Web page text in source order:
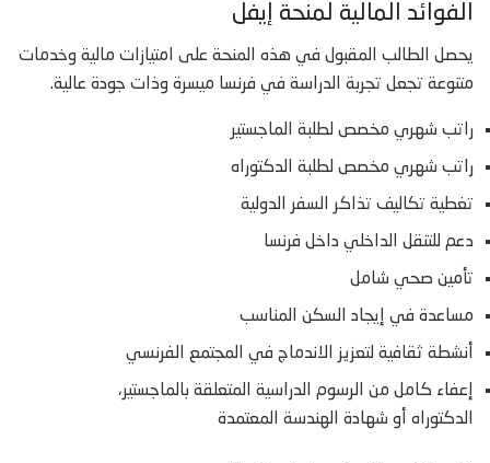
الفوائد المالية لمنحة إيفل
يحصل الطالب المقبول في هذه المنحة على امتيازات مالية وخدمات
متنوعة تجعل تجربة الدراسة في فرنسا ميسرة وذات جودة عالية.
راتب شهري مخصص لطلبة الماجستير
راتب شهري مخصص لطلبة الدكتوراه
تغطية تكاليف تذاكر السفر الدولية
دعم للتنقل الداخلي داخل فرنسا
تأمين صحي شامل
مساعدة في إيجاد السكن المناسب
أنشطة ثقافية لتعزيز الاندماج في المجتمع الفرنسي
إعفاء كامل من الرسوم الدراسية المتعلقة بالماجستير،
الدكتوراه أو شهادة الهندسة المعتمدة